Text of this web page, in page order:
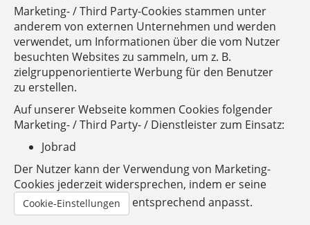
Marketing- / Third Party-Cookies stammen unter
anderem von externen Unternehmen und werden
verwendet, um Informationen über die vom Nutzer
besuchten Websites zu sammeln, um z. B.
zielgruppenorientierte Werbung für den Benutzer
zu erstellen.
Auf unserer Webseite kommen Cookies folgender
Marketing- / Third Party- / Dienstleister zum Einsatz:
Jobrad
Der Nutzer kann der Verwendung von Marketing-
Cookies jederzeit widersprechen, indem er seine
Cookie-Einstellungen entsprechend anpasst.